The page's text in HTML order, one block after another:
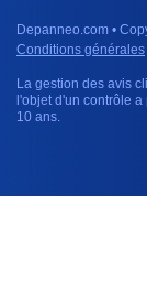
Depanneo.com •
Conditions générales
La gestion des avis
l'objet d'un contrôle
10 ans.